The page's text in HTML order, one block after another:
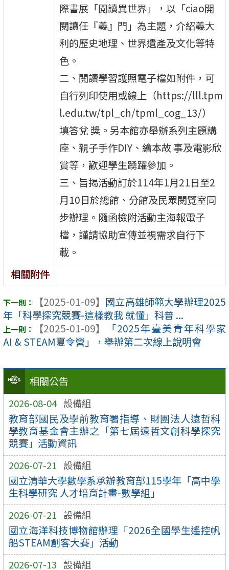
相關公告
2026-08-04 設備組
教育部國民及學前教育署指導、財團法人遠哲科
學教育基金會主辦之「第七屆遠哲文創科學探究
競賽」活動資訊
2026-07-21 設備組
國立清華大學數學系承辦教育部115學年「高中學
生科學研究 人才培育計畫-數學組」
2026-07-21 設備組
國立海洋科技博物館辦理「2026全國學生遙控帆
船STEAM創客大賽」活動
2026-07-13 設備組
際書展「閱讀異世界」，以「ciao開
閱讀任『義』門」為主題，介紹義大
利的歷史地理、世界遺產及文化等特
色。
二、閱讀學習護照電子檔如附件，可
自行列印使用或線上（https://lll.tpm
l.edu.tw/tpl_ch/tpml_cog_13/）
填答兌 獎。另本館亦舉辦系列主題講
座、親子手作DIY、繪本故 事及電影欣
賞等，歡迎學生踴躍參加。
三、旨揭活動訂於114年1月21日至2
月10日於總館、分館及民眾閱覽室同
步辦理。隨函檢附活動主海報電子
檔，謹請協助宣傳並視需求自行下
載。
相關附件
【2025-01-09】 國立高雄師範大學辦理2025
年「科學探究競賽-這樣教我 就懂」科普 ...
【2025-01-09】
「2025年臺美青年科學家
AI & STEAM夏令營」，舉辦第二次線上說明會